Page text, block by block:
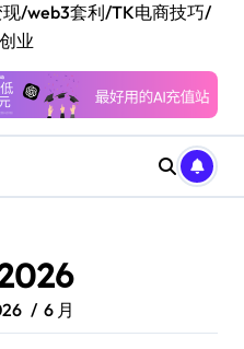
/web3套利/TK电商技巧/
业
6 月